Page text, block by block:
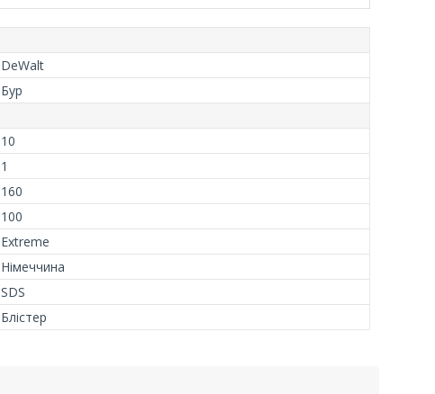
DeWalt
Бур
10
1
160
100
Extreme
Німеччина
SDS
Блістер